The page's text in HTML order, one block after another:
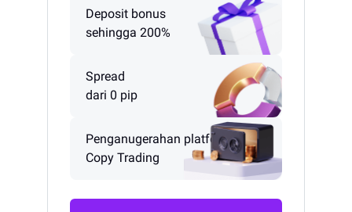
Deposit bonus
sehingga 200%
Spread
dari 0 pip
Penganugerahan platform
Copy Trading